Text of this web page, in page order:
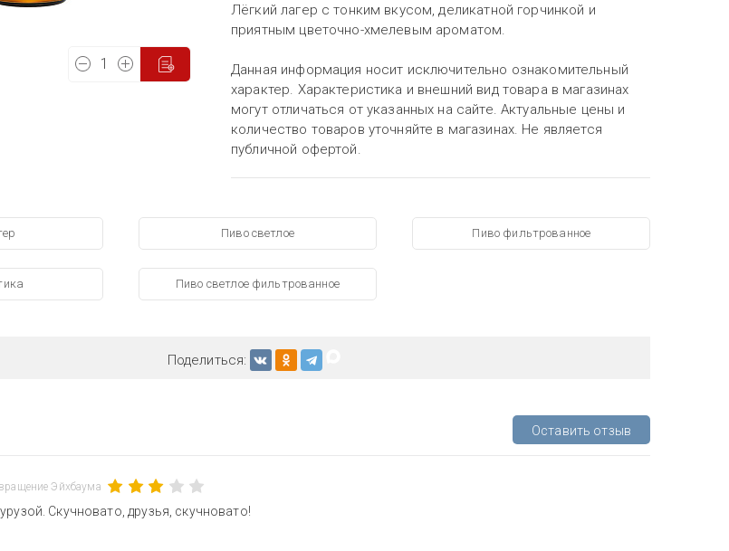
Лёгкий лагер с тонким вкусом, деликатной горчинкой и
приятным цветочно-хмелевым ароматом.
Данная информация носит исключительно ознакомительный
характер. Характеристика и внешний вид товара в магазинах
могут отличаться от указанных на сайте. Актуальные цены и
количество товаров уточняйте в магазинах. Не является
публичной офертой.
Пиво светлое Пиво фильтрованное
Пиво светлое фильтрованное
Поделиться:
Оставить отзыв
Эйхбаума
Скучновато, друзья, скучновато!